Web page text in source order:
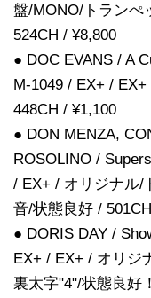
盤/MONO/トランぺ
524CH / ¥8,800
● DOC EVANS / A
M-1049 / EX+ /
448CH / ¥1,100
● DON MENZA,
ROSOLINO /
/ EX+ / オリジナル/
音/状態良好 /
● DORIS DAY /
EX+ / EX+ / オリジ
裏太字"4"/状態良好